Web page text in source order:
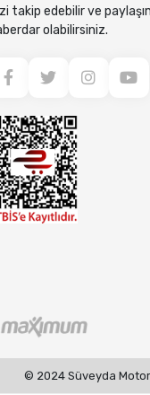
takip edebilir ve
olabilirsiniz.
© 2024 Süveyda Motor